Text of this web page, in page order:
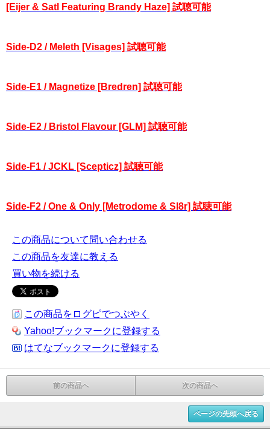
[Eijer & Satl Featuring Brandy Haze] 試聴可能
Side-D2 / Meleth [Visages] 試聴可能
Side-E1 / Magnetize [Bredren] 試聴可能
Side-E2 / Bristol Flavour [GLM] 試聴可能
Side-F1 / JCKL [Scepticz] 試聴可能
Side-F2 / One & Only [Metrodome & Sl8r] 試聴可能
この商品について問い合わせる
この商品を友達に教える
買い物を続ける
この商品をログピでつぶやく
Yahoo!ブックマークに登録する
はてなブックマークに登録する
前の商品へ 次の商品へ
ページの先頭へ戻る